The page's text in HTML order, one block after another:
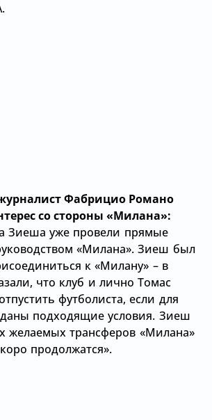
Фабрицио Романо
со стороны «Милана»:
Зиеша уже провели прямые
«Милана». Зиеш был
к«Милану» – в
что клуб и лично Томас
футболиста, если для
подходящие условия. Зиеш
желаемых трансферов «Милана»
продолжатся».